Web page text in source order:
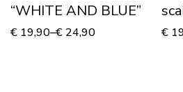
“WHITE AND BLUE”
€ 19,90–€ 24,90 €